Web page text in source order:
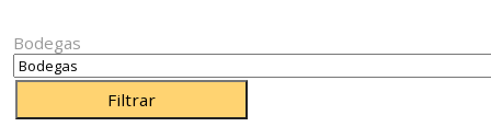
Bodegas
Filtrar